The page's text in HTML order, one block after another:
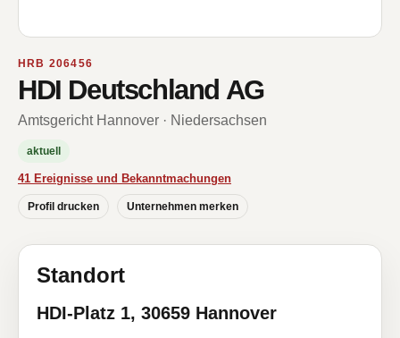
HRB 206456
HDI Deutschland AG
Amtsgericht Hannover · Niedersachsen
aktuell
41 Ereignisse und Bekanntmachungen
Profil drucken Unternehmen merken
Standort
HDI-Platz 1, 30659 Hannover